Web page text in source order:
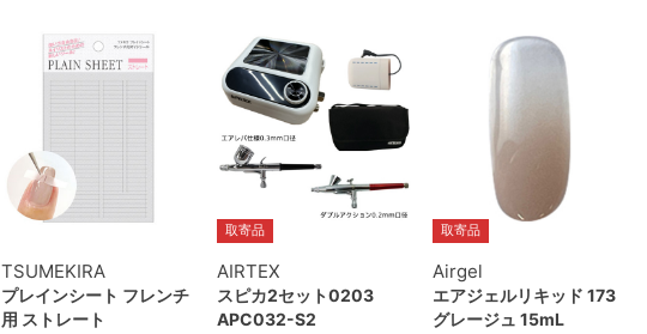
TSUMEKIRA
プレインシート フレンチ
用 ストレート
取寄品
AIRTEX
スピカ2セット0203
APC032-S2
取寄品
Airgel
エアジェルリキッド 173
グレージュ 15mL